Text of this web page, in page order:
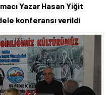
Yazar Hasan Yiğit
konferansı verildi